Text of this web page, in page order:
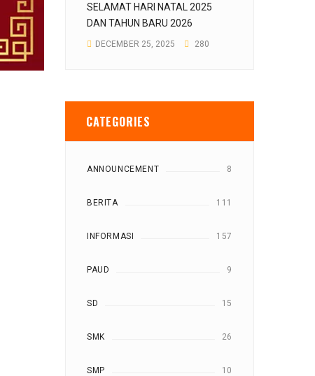
SELAMAT HARI NATAL 2025
DAN TAHUN BARU 2026
DECEMBER 25, 2025 280
CATEGORIES
ANNOUNCEMENT 8
BERITA 111
INFORMASI 157
PAUD 9
SD 15
SMK 26
SMP 10